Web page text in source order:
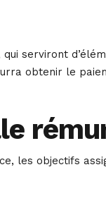
serviront
obtenir le
les objectifs